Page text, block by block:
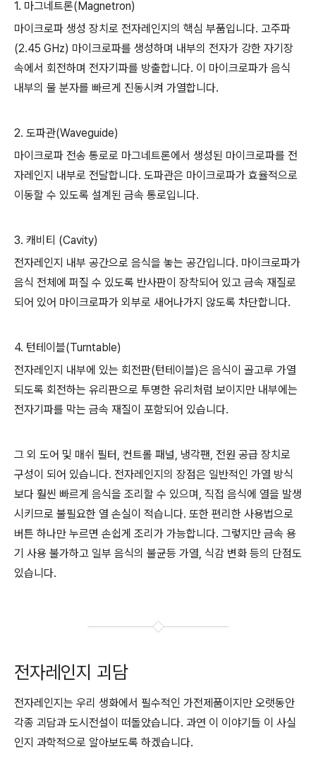
1. 마그네트론(Magnetron)
마이크로파 생성 장치로 전자레인지의 핵심 부품입니다. 고주파
(2.45 GHz) 마이크로파를 생성하며 내부의 전자가 강한 자기장
속에서 회전하며 전자기파를 방출합니다. 이 마이크로파가 음식
내부의 물 분자를 빠르게 진동시켜 가열합니다.
2. 도파관(Waveguide)
마이크로파 전송 통로로 마그네트론에서 생성된 마이크로파를 전
자레인지 내부로 전달합니다. 도파관은 마이크로파가 효율적으로
이동할 수 있도록 설계된 금속 통로입니다.
3. 캐비티 (Cavity)
전자레인지 내부 공간으로 음식을 놓는 공간입니다. 마이크로파가
음식 전체에 퍼질 수 있도록 반사판이 장착되어 있고 금속 재질로
되어 있어 마이크로파가 외부로 새어나가지 않도록 차단합니다.
4. 턴테이블(Turntable)
전자레인지 내부에 있는 회전판(턴테이블)은 음식이 골고루 가열
되도록 회전하는 유리판으로 투명한 유리처럼 보이지만 내부에는
전자기파를 막는 금속 재질이 포함되어 있습니다.
그 외 도어 및 매쉬 필터, 컨트롤 패널, 냉각팬, 전원 공급 장치로
구성이 되어 있습니다. 전자레인지의 장점은 일반적인 가열 방식
보다 훨씬 빠르게 음식을 조리할 수 있으며, 직접 음식에 열을 발생
시키므로 불필요한 열 손실이 적습니다. 또한 편리한 사용법으로
버튼 하나만 누르면 손쉽게 조리가 가능합니다. 그렇지만 금속 용
기 사용 불가하고 일부 음식의 불균등 가열, 식감 변화 등의 단점도
있습니다.
전자레인지 괴담
전자레인지는 우리 생화에서 필수적인 가전제품이지만 오랫동안
각종 괴담과 도시전설이 떠돌았습니다. 과연 이 이야기들 이 사실
인지 과학적으로 알아보도록 하겠습니다.